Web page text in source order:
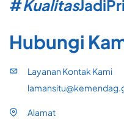
#KualitasJadi
Hubungi
Layanan Kontak Kami
Alamat